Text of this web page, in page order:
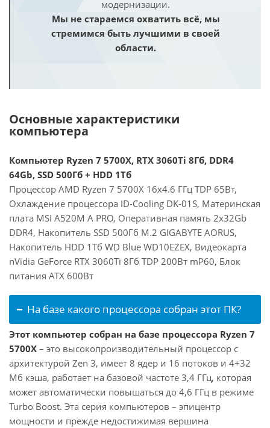
модернизации.
Мы не стараемся охватить всё, мы
стремимся быть лучшими в своей
области.
Основные характеристики
компьютера
Компьютер Ryzen 7 5700X, RTX 3060Ti 8Гб, DDR4
64Gb, SSD 500Гб + HDD 1Тб
Процессор AMD Ryzen 7 5700X 16x4.6 ГГц TDP 65Вт,
Охлаждение процессора ID-Cooling DK-01S, Материнская
плата MSI A520M A PRO, Оперативная память 2x32Gb
DDR4, Накопитель SSD 500Гб M.2 GIGABYTE AORUS,
Накопитель HDD 1Тб WD Blue WD10EZEX, Видеокарта
nVidia GeForce RTX 3060Ti 8Гб TDP 200Вт mP60, Блок
питания ATX 600Вт
На базе какого процессора собран этот ПК?
Этот компьютер собран на базе процессора Ryzen 7
5700X – это высокопроизводительный процессор с
архитектурой Zen 3, имеет 8 ядер и 16 потоков и 4+32
Мб кэша, работает на базовой частоте 3,4 ГГц, которая
может автоматически повышаться до 4,6 ГГц в режиме
Turbo Boost. Эта серия компьютеров – эпицентр
мощности и прежде недостижимая вершина